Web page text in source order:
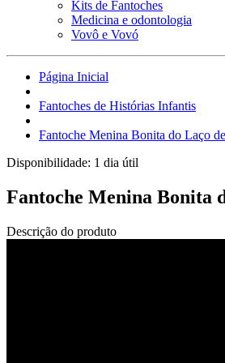
Kits de Fantoches
Medicina e odontologia
Vovô e Vovó
Página Inicial
Fantoches de Histórias Infantis
Fantoche Menina Bonita do Laço
Disponibilidade: 1 dia útil
Fantoche Menina Bonita
Descrição do produto